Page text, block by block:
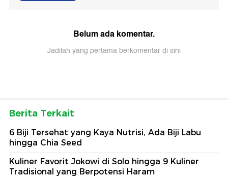
Belum ada komentar.
Jadilah yang pertama berkomentar di sini
Berita Terkait
6 Biji Tersehat yang Kaya Nutrisi, Ada Biji Labu
hingga Chia Seed
Kuliner Favorit Jokowi di Solo hingga 9 Kuliner
Tradisional yang Berpotensi Haram